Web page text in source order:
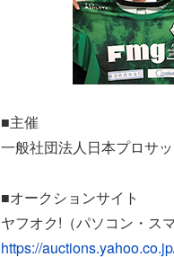
■主催
一般社団法人日本プロサ
■オークションサイト
ヤフオク!（パソコン・ス
https://